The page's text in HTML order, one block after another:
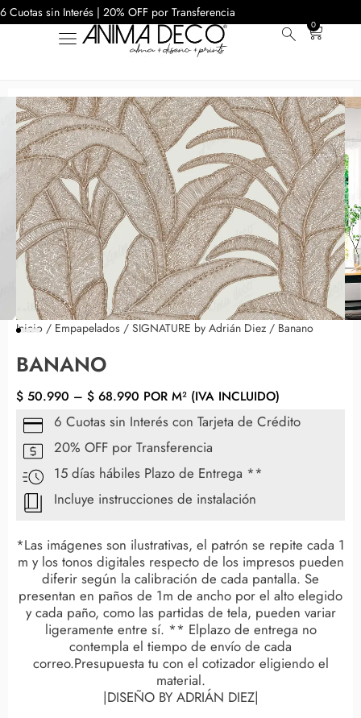
6 Cuotas sin Interés | 20% OFF por Transferencia
0
Inicio / Empapelados / SIGNATURE by Adrián Diez / Banano
BANANO
$ 50.990 – $ 68.990 POR M² (IVA INCLUIDO)
6 Cuotas sin Interés con Tarjeta de Crédito
20% OFF por Transferencia
15 días hábiles Plazo de Entrega **
Incluye instrucciones de instalación
*Las imágenes son ilustrativas, el patrón se repite cada 1
m y los tonos digitales respecto de los impresos pueden
diferir según la calibración de cada pantalla. Se
presentan en paños de 1m de ancho por el alto elegido
y cada paño, como las partidas de tela, pueden variar
ligeramente entre sí. ** Elplazo de entrega no
contempla el tiempo de envío de cada
correo.Presupuesta tu con el cotizador eligiendo el
material.
|DISEÑO BY ADRIÁN DIEZ|